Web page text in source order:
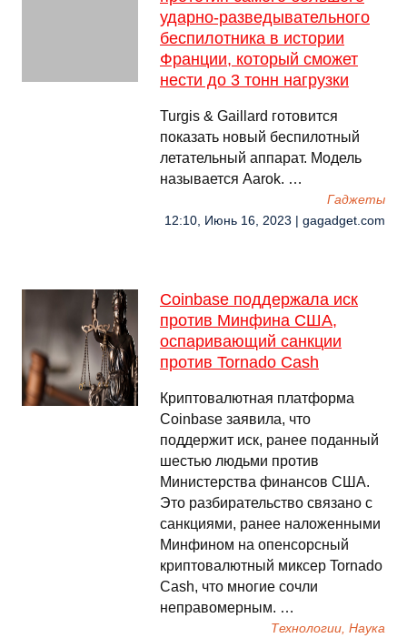
ударно-разведывательного
беспилотника в истории
Франции, который сможет
нести до 3 тонн нагрузки
Turgis & Gaillard готовится
показать новый беспилотный
летательный аппарат. Модель
называется Aarok. …
Гаджеты
12:10, Июнь 16, 2023 | gagadget.com
Coinbase поддержала иск
против Минфина США,
оспаривающий санкции
против Tornado Cash
Криптовалютная платформа
Coinbase заявила, что
поддержит иск, ранее поданный
шестью людьми против
Министерства финансов США.
Это разбирательство связано с
санкциями, ранее наложенными
Минфином на опенсорсный
криптовалютный миксер Tornado
Cash, что многие сочли
неправомерным. …
Технологии, Наука